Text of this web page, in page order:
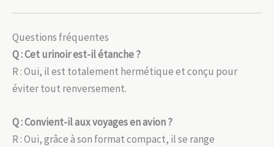
Questions fréquentes
Q : Cet urinoir est-il étanche ?
R : Oui, il est totalement hermétique et conçu pour
éviter tout renversement.
Q : Convient-il aux voyages en avion ?
R : Oui, grâce à son format compact, il se range